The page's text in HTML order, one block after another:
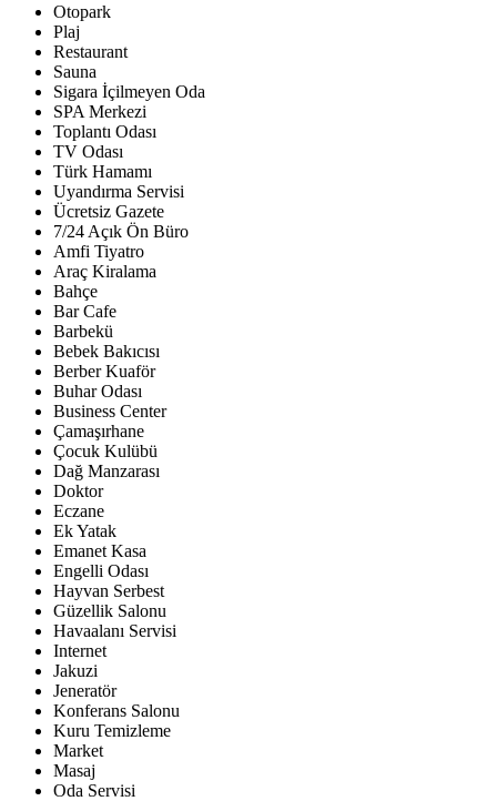
Otopark
Plaj
Restaurant
Sauna
Sigara İçilmeyen Oda
SPA Merkezi
Toplantı Odası
TV Odası
Türk Hamamı
Uyandırma Servisi
Ücretsiz Gazete
7/24 Açık Ön Büro
Amfi Tiyatro
Araç Kiralama
Bahçe
Bar Cafe
Barbekü
Bebek Bakıcısı
Berber Kuaför
Buhar Odası
Business Center
Çamaşırhane
Çocuk Kulübü
Dağ Manzarası
Doktor
Eczane
Ek Yatak
Emanet Kasa
Engelli Odası
Hayvan Serbest
Güzellik Salonu
Havaalanı Servisi
Internet
Jakuzi
Jeneratör
Konferans Salonu
Kuru Temizleme
Market
Masaj
Oda Servisi